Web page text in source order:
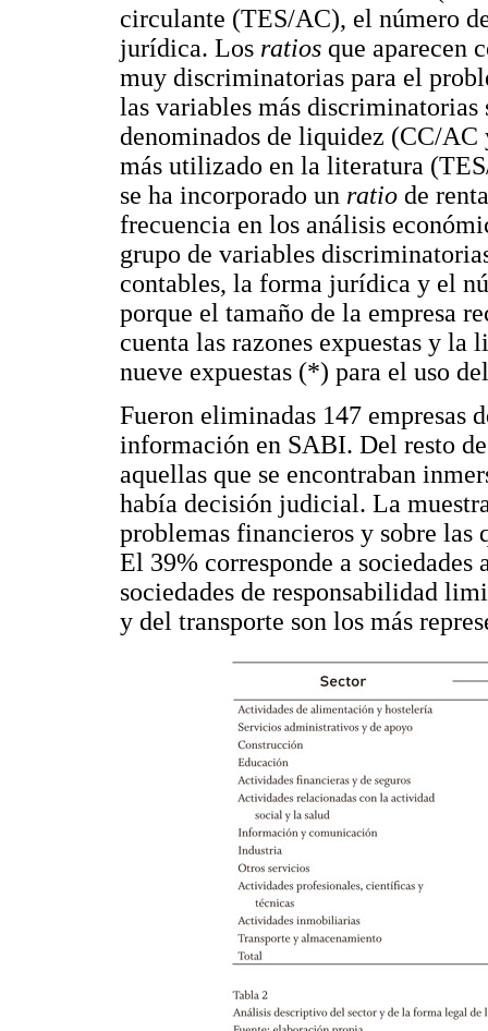
circulante (TES/AC), el número
jurídica. Los ratios que aparecen
muy discriminatorias para el
las variables más discriminatorias
denominados de liquidez (CC/
más utilizado en la literatura
se ha incorporado un ratio de
frecuencia en los análisis
grupo de variables
contables, la forma jurídica y el
porque el tamaño de la empresa
cuenta las razones expuestas y la
nueve expuestas (*) para el uso
Fueron eliminadas 147 empresas
información en SABI. Del resto
aquellas que se encontraban
había decisión judicial. La
problemas financieros y sobre las
El 39% corresponde a
sociedades de responsabilidad
y del transporte son los más